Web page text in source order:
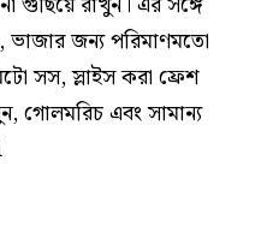
ভাজার জন্য পরিমাণমতো
সস, স্লাইস করা ফ্রেশ
গোলমরিচ এবং সামান্য